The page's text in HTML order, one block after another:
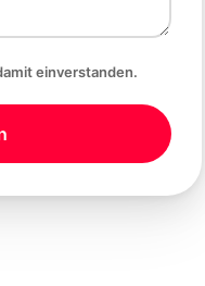
einverstanden.